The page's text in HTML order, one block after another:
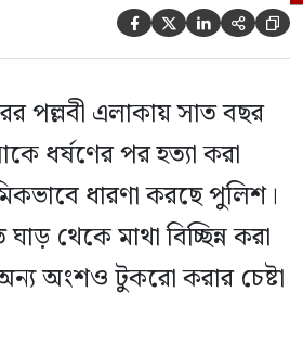
    
পল্লবী এলাকায় সাত বছর
ধর্ষণের পর হত্যা করা
ধারণা করছে পুলিশ।
থেকে মাথা বিচ্ছিন্ন করা
অংশও টুকরো করার চেষ্টা